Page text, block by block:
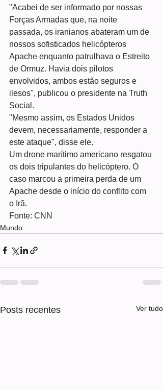
"Acabei de ser informado por nossas
Forças Armadas que, na noite
passada, os iranianos abateram um de
nossos sofisticados helicópteros
Apache enquanto patrulhava o Estreito
de Ormuz. Havia dois pilotos
envolvidos, ambos estão seguros e
ilesos", publicou o presidente na Truth
Social.
"Mesmo assim, os Estados Unidos
devem, necessariamente, responder a
este ataque", disse ele.
Um drone marítimo americano resgatou
os dois tripulantes do helicóptero. O
caso marcou a primeira perda de um
Apache desde o início do conflito com
o Irã.
Fonte: CNN
Mundo
Posts recentes Ver tudo